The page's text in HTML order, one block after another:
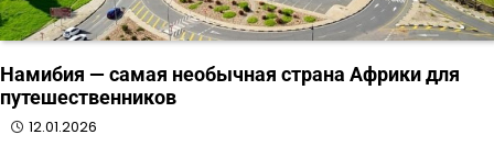
Намибия — самая необычная страна Африки для
путешественников
12.01.2026